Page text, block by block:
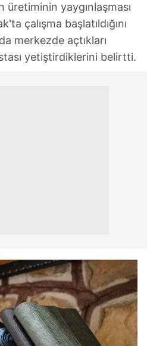
üretiminin yaygınlaşması
çalışma başlatıldığını
merkezde açtıkları
yetiştirdiklerini belirtti.